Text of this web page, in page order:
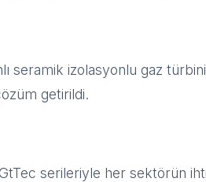
seramik izolasyonlu gaz
getirildi.
serileriyle her sektörün